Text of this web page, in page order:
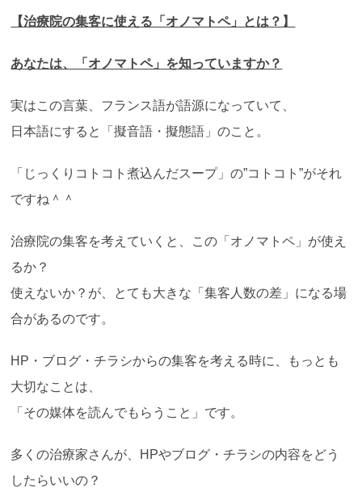
【治療院の集客に使える「オノマトペ」とは？】
あなたは、「オノマトペ」を知っていますか？
実はこの言葉、フランス語が語源になっていて、
日本語にすると「擬音語・擬態語」のこと。
「じっくりコトコト煮込んだスープ」の”コトコト”がそれ
ですね＾＾
治療院の集客を考えていくと、この「オノマトペ」が使え
るか？
使えないか？が、とても大きな「集客人数の差」になる場
合があるのです。
HP・ブログ・チラシからの集客を考える時に、もっとも
大切なことは、
「その媒体を読んでもらうこと」です。
多くの治療家さんが、HPやブログ・チラシの内容をどう
したらいいの？